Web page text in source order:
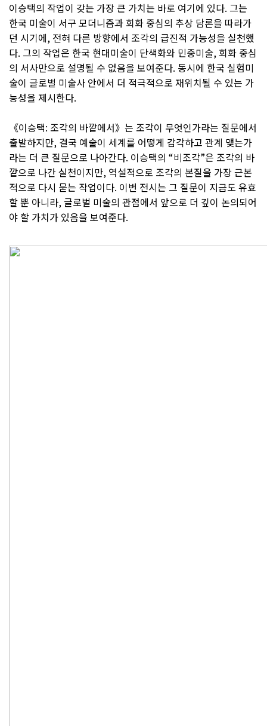
이승택의 작업이 갖는 가장 큰 가치는 바로 여기에 있다. 그는
한국 미술이 서구 모더니즘과 회화 중심의 추상 담론을 따라가
던 시기에, 전혀 다른 방향에서 조각의 급진적 가능성을 실천했
다. 그의 작업은 한국 현대미술이 단색화와 민중미술, 회화 중심
의 서사만으로 설명될 수 없음을 보여준다. 동시에 한국 실험미
술이 글로벌 미술사 안에서 더 적극적으로 재위치될 수 있는 가
능성을 제시한다.
《이승택: 조각의 바깥에서》는 조각이 무엇인가라는 질문에서
출발하지만, 결국 예술이 세계를 어떻게 감각하고 관계 맺는가
라는 더 큰 질문으로 나아간다. 이승택의 “비조각”은 조각의 바
깥으로 나간 실천이지만, 역설적으로 조각의 본질을 가장 근본
적으로 다시 묻는 작업이다. 이번 전시는 그 질문이 지금도 유효
할 뿐 아니라, 글로벌 미술의 관점에서 앞으로 더 깊이 논의되어
야 할 가치가 있음을 보여준다.